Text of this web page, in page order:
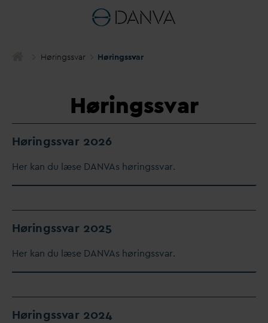
Høringssvar Høringssvar
Høringssvar
Høringssvar 2026
Her kan du læse DANVAs høringssvar.
Høringssvar 2025
Her kan du læse DANVAs høringssvar.
Høringssvar 2024